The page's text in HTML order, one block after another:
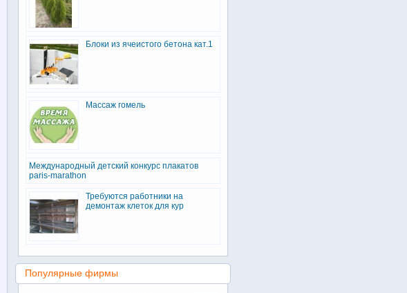
Блоки из ячеистого бетона кат.1
Массаж гомель
Международный детский конкурс плакатов
paris-marathon
Требуются работники на
демонтаж клеток для кур
Популярные фирмы